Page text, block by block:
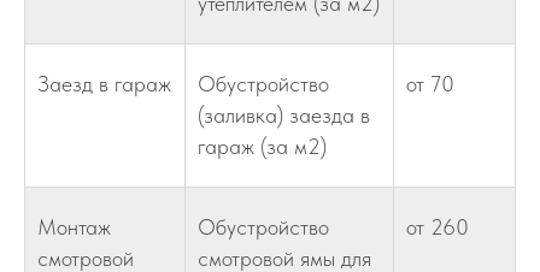
Заезд в гараж
Обустройство
(заливка) заезда в
гараж (за м2)
от 70
Монтаж
смотровой
Обустройство
смотровой ямы для
от 260